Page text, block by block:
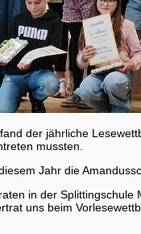
der jährliche
mussten.
Jahr die
in der
uns beim